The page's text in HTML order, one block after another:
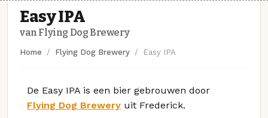
Easy IPA
van Flying Dog Brewery
Home Flying Dog Brewery Easy IPA
De Easy IPA is een bier gebrouwen door
Flying Dog Brewery uit Frederick.